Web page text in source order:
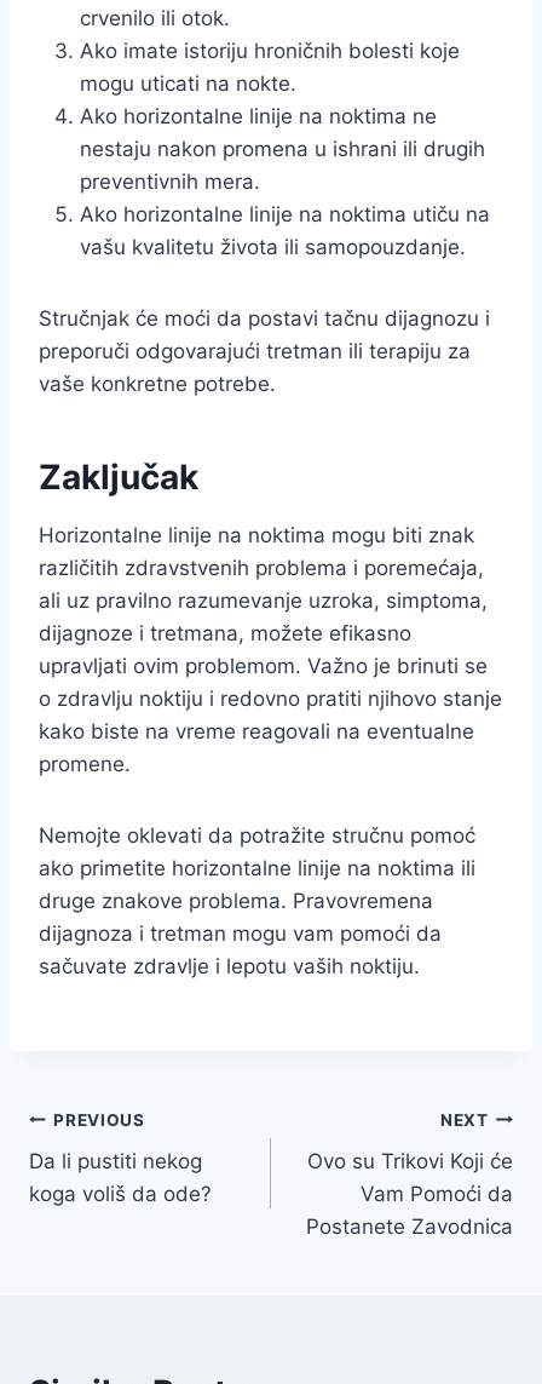
crvenilo ili otok.
Ako imate istoriju hroničnih bolesti koje
mogu uticati na nokte.
Ako horizontalne linije na noktima ne
nestaju nakon promena u ishrani ili drugih
preventivnih mera.
Ako horizontalne linije na noktima utiču na
vašu kvalitetu života ili samopouzdanje.
Stručnjak će moći da postavi tačnu dijagnozu i
preporuči odgovarajući tretman ili terapiju za
vaše konkretne potrebe.
Zaključak
Horizontalne linije na noktima mogu biti znak
različitih zdravstvenih problema i poremećaja,
ali uz pravilno razumevanje uzroka, simptoma,
dijagnoze i tretmana, možete efikasno
upravljati ovim problemom. Važno je brinuti se
o zdravlju noktiju i redovno pratiti njihovo stanje
kako biste na vreme reagovali na eventualne
promene.
Nemojte oklevati da potražite stručnu pomoć
ako primetite horizontalne linije na noktima ili
druge znakove problema. Pravovremena
dijagnoza i tretman mogu vam pomoći da
sačuvate zdravlje i lepotu vaših noktiju.
Navigacija
članaka
PREVIOUS
Da li pustiti nekog
koga voliš da ode?
NEXT
Ovo su Trikovi Koji će
Vam Pomoći da
Postanete Zavodnica